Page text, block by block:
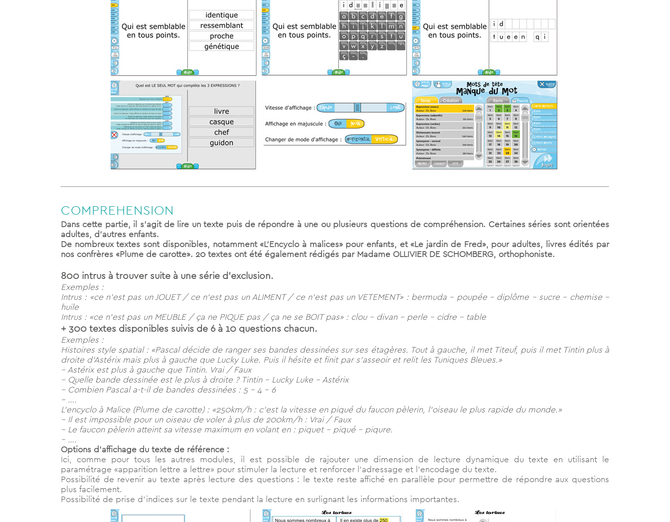
COMPREHENSION
Dans cette partie, il s’agit de lire un texte puis de répondre à une ou plusieurs questions de compréhension. Certaines séries sont orientées
adultes, d’autres enfants.
De nombreux textes sont disponibles, notamment «L’Encyclo à malices» pour enfants, et «Le jardin de Fred», pour adultes, livres édités par
nos confrères «Plume de carotte». 20 textes ont été également rédigés par Madame OLLIVIER DE SCHOMBERG, orthophoniste.
800 intrus à trouver suite à une série d’exclusion.
Exemples :
Intrus : «ce n’est pas un JOUET / ce n’est pas un ALIMENT / ce n’est pas un VETEMENT» : bermuda – poupée – diplôme – sucre – chemise –
huile
Intrus : «ce n’est pas un MEUBLE / ça ne PIQUE pas / ça ne se BOIT pas» : clou – divan – perle – cidre – table
+ 300 textes disponibles suivis de 6 à 10 questions chacun.
Exemples :
Histoires style spatial : «Pascal décide de ranger ses bandes dessinées sur ses étagères. Tout à gauche, il met Titeuf, puis il met Tintin plus à
droite d’Astérix mais plus à gauche que Lucky Luke. Puis il hésite et finit par s’asseoir et relit les Tuniques Bleues.»
– Astérix est plus à gauche que Tintin. Vrai / Faux
– Quelle bande dessinée est le plus à droite ? Tintin – Lucky Luke – Astérix
– Combien Pascal a-t-il de bandes dessinées : 5 – 4 – 6
– ….
L’encyclo à Malice (Plume de carotte) : «250km/h : c’est la vitesse en piqué du faucon pèlerin, l’oiseau le plus rapide du monde.»
– Il est impossible pour un oiseau de voler à plus de 200km/h : Vrai / Faux
– Le faucon pèlerin atteint sa vitesse maximum en volant en : piquet – piqué – piqure.
– ….
Options d’affichage du texte de référence :
Ici, comme pour tous les autres modules, il est possible de rajouter une dimension de lecture dynamique du texte en utilisant le
paramétrage «apparition lettre a lettre» pour stimuler la lecture et renforcer l’adressage et l’encodage du texte.
Possibilité de revenir au texte après lecture des questions : le texte reste affiché en parallèle pour permettre de répondre aux questions
plus facilement.
Possibilité de prise d’indices sur le texte pendant la lecture en surlignant les informations importantes.